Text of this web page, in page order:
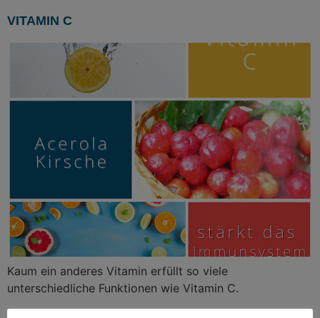
VITAMIN C
Kaum ein anderes Vitamin erfüllt so viele
unterschiedliche Funktionen wie Vitamin C.